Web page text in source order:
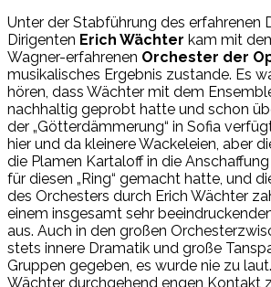
Unter der Stabführung des erfahrenen
Dirigenten Erich Wächter kam mit
Wagner-erfahrenen Orchester der
musikalisches Ergebnis zustande. Es
hören, dass Wächter mit dem
nachhaltig geprobt hatte und schon
der „Götterdämmerung“ in Sofia
hier und da kleinere Wackeleien, aber
die Plamen Kartaloff in die
für diesen „Ring“ gemacht hatte, und
des Orchesters durch Erich Wächter
einem insgesamt sehr
aus. Auch in den großen
stets innere Dramatik und große
Gruppen gegeben, es wurde nie zu
Wächter durchgehend engen Kontakt